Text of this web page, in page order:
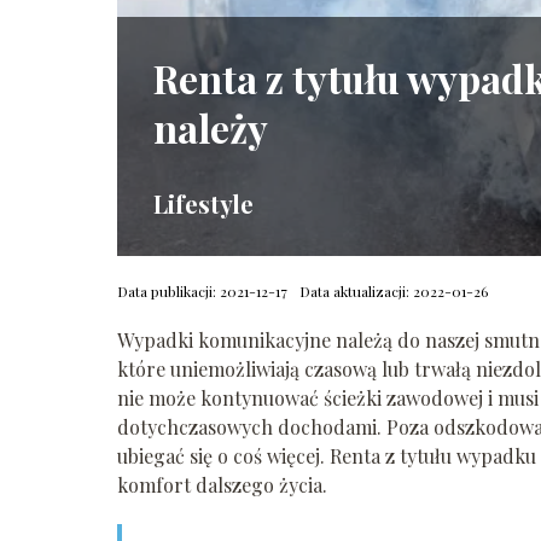
Renta z tytułu
należy
Lifestyle
Data publikacji: 2021-12-17 Data aktualizacji: 2022-01-26
Wypadki komunikacyjne należą do naszej
które uniemożliwiają czasową lub trwałą
nie może kontynuować ścieżki zawodowej i
dotychczasowych dochodami. Poza
ubiegać się o coś więcej. Renta z tytułu
komfort dalszego życia.